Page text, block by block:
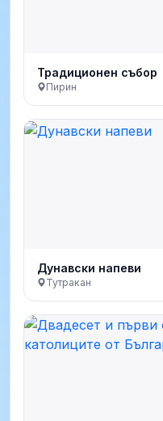
Традиционен събор
Пирин
Дунавски напеви
Тутракан